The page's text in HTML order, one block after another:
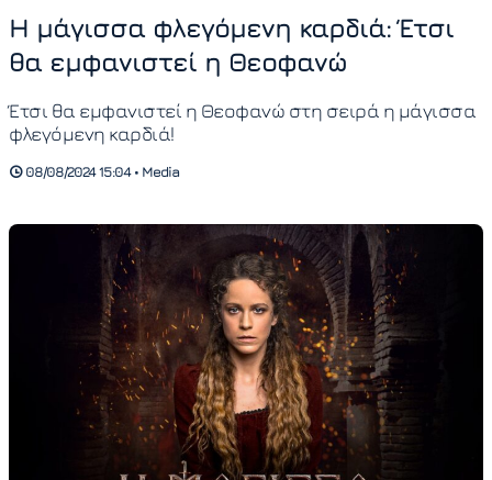
Η μάγισσα φλεγόμενη καρδιά: Έτσι
θα εμφανιστεί η Θεοφανώ
Έτσι θα εμφανιστεί η Θεοφανώ στη σειρά η μάγισσα
φλεγόμενη καρδιά!
08/08/2024 15:04 • Media